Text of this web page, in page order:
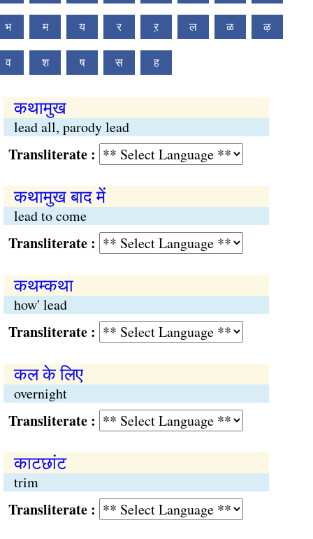
भ म य र ऱ ल ळ ऴ
व श ष स ह
कथामुख
lead all, parody lead
:
कथामुख बाद में
lead to come
:
कथम्कथा
how' lead
:
कल के लिए
overnight
:
काटछांट
trim
: